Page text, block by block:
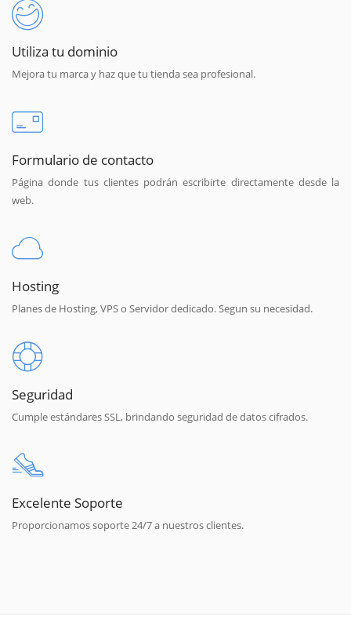
Utiliza tu dominio
Mejora tu marca y haz que tu tienda sea profesional.
Formulario de contacto
Página donde tus clientes podrán escribirte directamente desde la
web.
Hosting
Planes de Hosting, VPS o Servidor dedicado. Segun su necesidad.
Seguridad
Cumple estándares SSL, brindando seguridad de datos cifrados.
Excelente Soporte
Proporcionamos soporte 24/7 a nuestros clientes.